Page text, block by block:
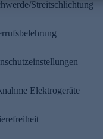
Streitschlichtung
Elektrogeräte